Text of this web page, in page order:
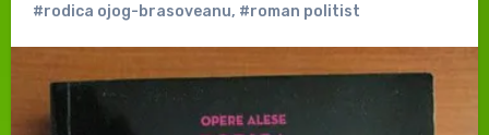
#rodica ojog-brasoveanu, #roman politist